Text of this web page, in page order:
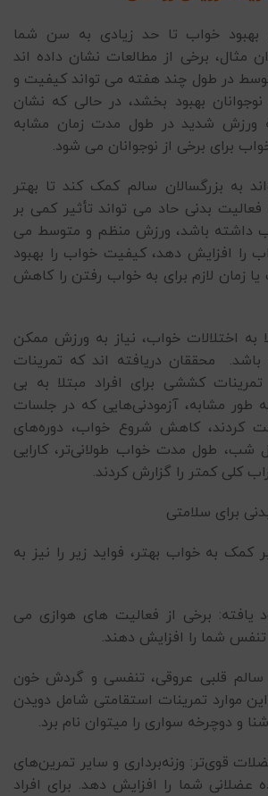
بهبود خواب تا حد زیادی به سن شما
مثال، برخی از مطالعات نشان داده اند
در طول چند هفته می تواند کیفیت و
بهبود بخشد، در حالی که نشان
شدید در طول مدت زمان مشابه
برای برخی از نوجوانان می شود.
به بزرگسالان سالم کمک کند تا بهتر
فعالیت بدنی حاد می تواند تأثیر کمی بر
داشته باشد، ورزش منظم و متوسط می
را افزایش دهد، کیفیت خواب را بهبود
زمان لازم برای به خواب رفتن را کاهش
به اختلالات خواب، نیاز به ورزش ممکن
محققان دریافته اند که تمرینات
کششی برای افراد مبتلا به بی
طور مشابه، آزمودنی‌هایی که در جلسات
کردند، کاهش شروع خواب، دوره‌های
شب، طول مدت خواب طولانی‌تر، کارایی
کلی کمتر را گزارش کردند.
برای سلامتی
کمک به خواب بهتر، فواید زیر را نیز به
برخی از فعالیت های هوازی می
تنفس شما را افزایش دهند.
سالم قلبی عروقی، تنفسی و گردش خون
موارد تمرینات استقامتی شامل دویدن
و دوچرخه سواری را میتوان نام برد.
قوی‌تر: وزنه‌برداری و سایر تمرین‌های
عضلانی شما را افزایش دهد. برای افراد